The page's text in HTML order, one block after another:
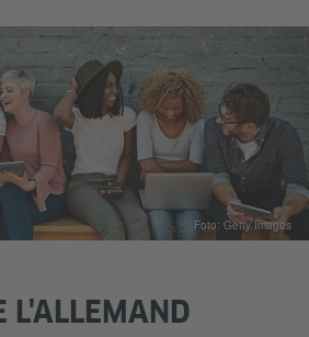
L'ALLEMAND
Foto: Getty Images